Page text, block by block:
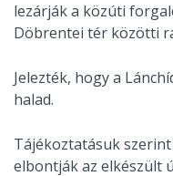
lezárják a közúti
Döbrentei tér közötti
Jelezték, hogy a
halad.
Tájékoztatásuk
elbontják az elkészült